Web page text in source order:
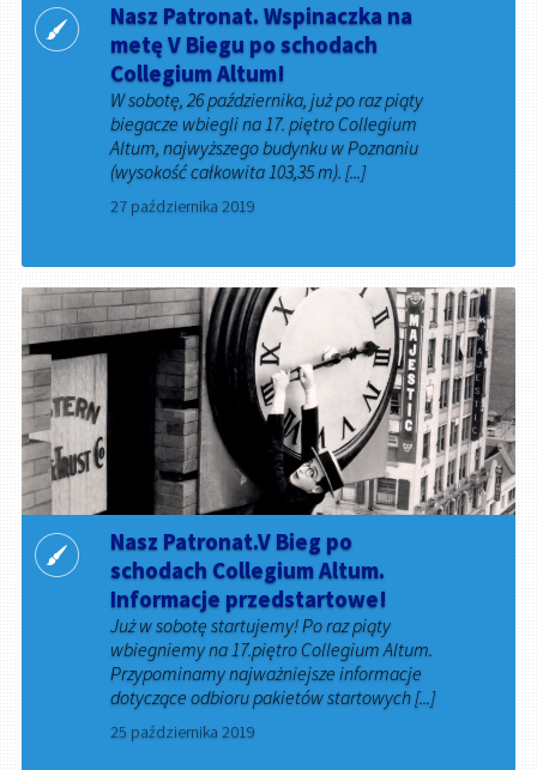
Nasz Patronat. Wspinaczka na
metę V Biegu po schodach
Collegium Altum!
W sobotę, 26 października, już po raz piąty
biegacze wbiegli na 17. piętro Collegium
Altum, najwyższego budynku w Poznaniu
(wysokość całkowita 103,35 m). [...]
27 października 2019
Nasz Patronat.V Bieg po
schodach Collegium Altum.
Informacje przedstartowe!
Już w sobotę startujemy! Po raz piąty
wbiegniemy na 17.piętro Collegium Altum.
Przypominamy najważniejsze informacje
dotyczące odbioru pakietów startowych [...]
25 października 2019